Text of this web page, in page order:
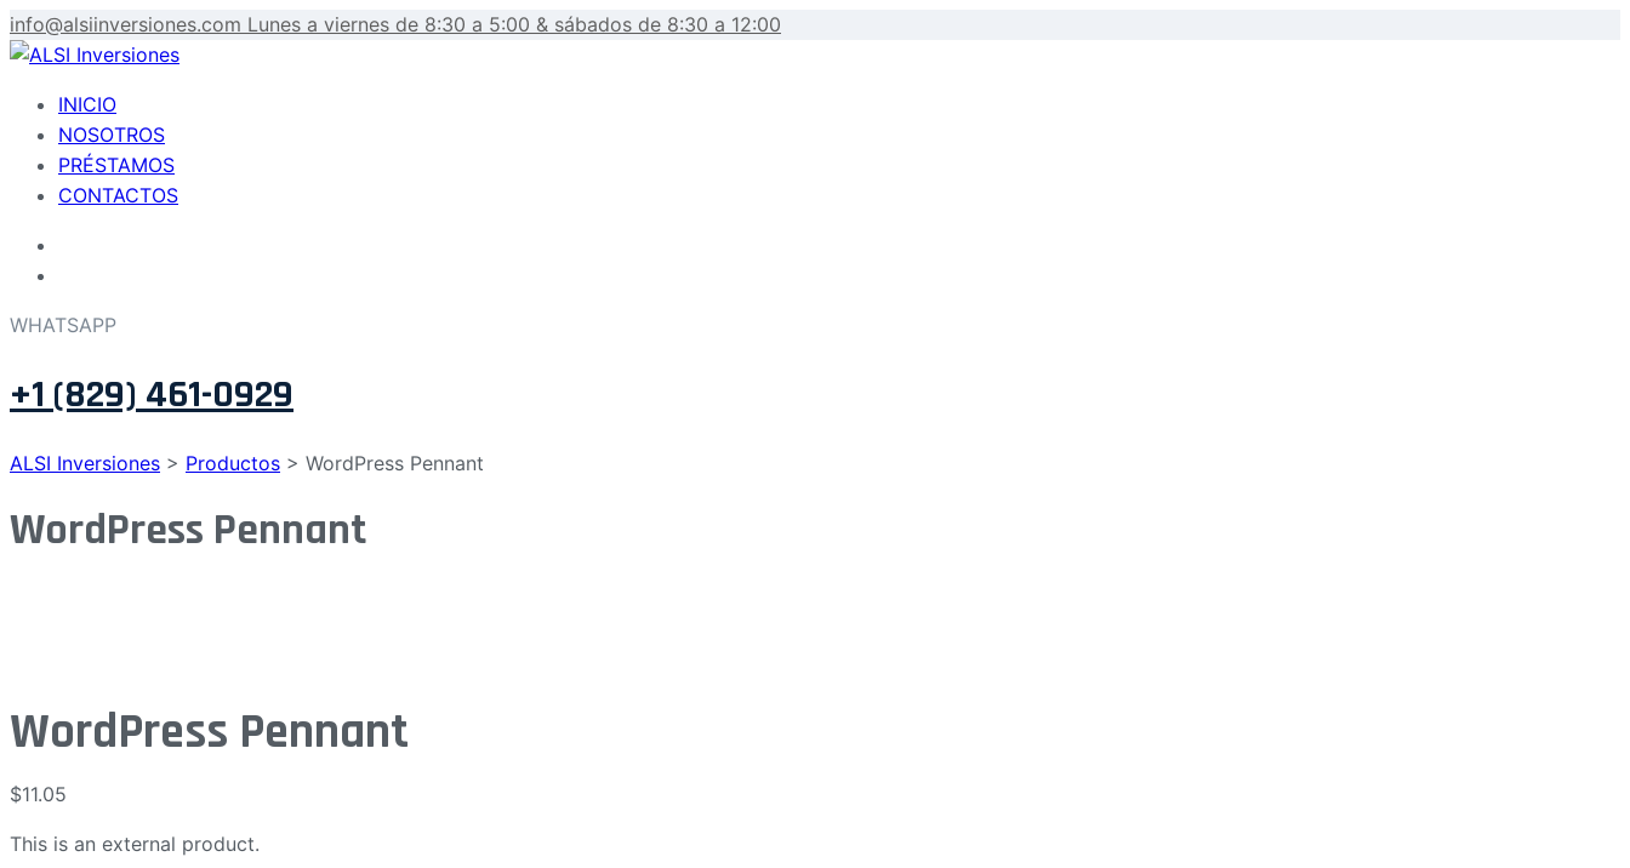
info@alsiinversiones.com Lunes a viernes de 8:30 a 5:00 & sábados de 8:30 a 12:00
INICIO
NOSOTROS
PRÉSTAMOS
CONTACTOS
WHATSAPP
+1 (829) 461-0929
ALSI Inversiones > Productos > WordPress Pennant
WordPress Pennant
WordPress Pennant
$11.05
This is an external product.